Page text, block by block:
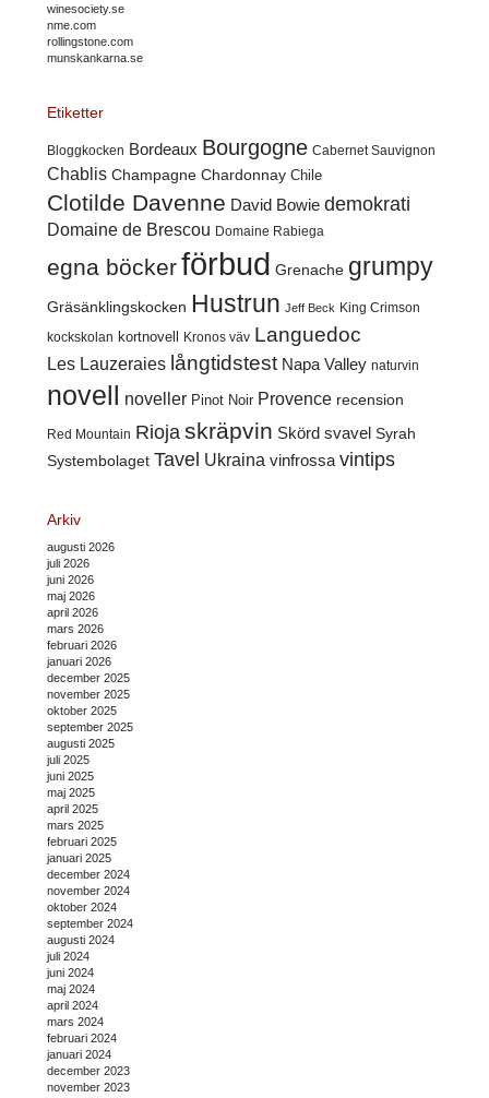
winesociety.se
nme.com
rollingstone.com
munskankarna.se
Etiketter
Bloggkocken Bordeaux Bourgogne Cabernet Sauvignon
Chablis Champagne Chardonnay Chile
Clotilde Davenne David Bowie demokrati
Domaine de Brescou Domaine Rabiega
egna böckerförbud Grenache grumpy
Gräsänklingskocken Hustrun Jeff Beck King Crimson
kockskolan kortnovell Kronos väv Languedoc
Les Lauzeraies långtidstest Napa Valley naturvin
novell noveller Pinot Noir Provence recension
Red Mountain Rioja skräpvin Skörd svavel Syrah
Systembolaget Tavel Ukraina vinfrossa vintips
Arkiv
augusti 2026
juli 2026
juni 2026
maj 2026
april 2026
mars 2026
februari 2026
januari 2026
december 2025
november 2025
oktober 2025
september 2025
augusti 2025
juli 2025
juni 2025
maj 2025
april 2025
mars 2025
februari 2025
januari 2025
december 2024
november 2024
oktober 2024
september 2024
augusti 2024
juli 2024
juni 2024
maj 2024
april 2024
mars 2024
februari 2024
januari 2024
december 2023
november 2023